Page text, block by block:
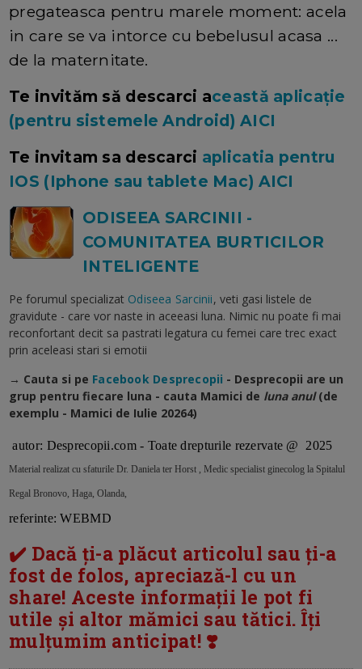
pregateasca pentru marele moment: acela
in care se va intorce cu bebelusul acasa ...
de la maternitate.
Te invităm să descarci această aplicație
(pentru sistemele Android) AICI
Te invitam sa descarci aplicatia pentru
IOS (Iphone sau tablete Mac) AICI
ODISEEA SARCINII -
COMUNITATEA BURTICILOR
INTELIGENTE
Pe forumul specializat Odiseea Sarcinii, veti gasi listele de
gravidute - care vor naste in aceeasi luna. Nimic nu poate fi mai
reconfortant decit sa pastrati legatura cu femei care trec exact
prin aceleasi stari si emotii
→ Cauta si pe Facebook Desprecopii - Desprecopii are un
grup pentru fiecare luna - cauta Mamici de luna anul (de
exemplu - Mamici de Iulie 20264)
autor: Desprecopii.com - Toate drepturile rezervate @ 2025
Material realizat cu sfaturile Dr. Daniela ter Horst , Medic specialist ginecolog la Spitalul
Regal Bronovo, Haga, Olanda,
referinte: WEBMD
✔️ Dacă ți-a plăcut articolul sau ți-a
fost de folos, apreciază-l cu un
share! Aceste informații le pot fi
utile și altor mămici sau tătici. Îți
mulțumim anticipat! ❣️